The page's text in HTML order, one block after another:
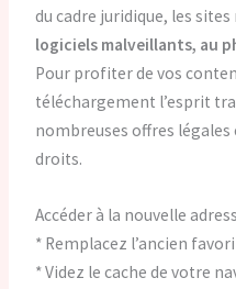
du cadre juridique, les
logiciels malveillants, au
Pour profiter de vos
téléchargement l’esprit
nombreuses offres
droits.
Accéder à la nouvelle
* Remplacez l’ancien
* Videz le cache de votre